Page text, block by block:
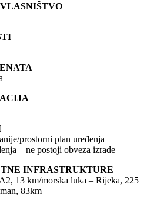
prostorni plan uređenja
– ne postoji obveza izrade
INFRASTRUKTURE
13 km/morska luka – Rijeka, 225
83km